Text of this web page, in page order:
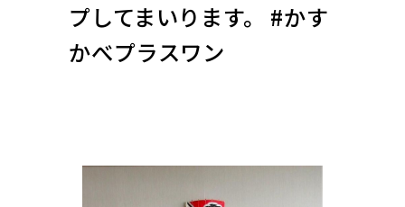
プしてまいります。 #かす
かべプラスワン